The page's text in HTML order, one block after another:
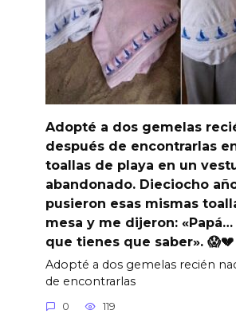
Adopté a dos gemelas
después de encontrarlas
toallas de playa en un
abandonado. Dieciocho
pusieron esas mismas
mesa y me dijeron:
que tienes que saber». 😱💔
Adopté a dos gemelas recién
de encontrarlas
0 119